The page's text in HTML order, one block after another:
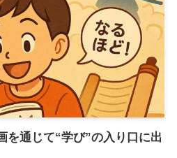
を通じて“学び”の入り口に出